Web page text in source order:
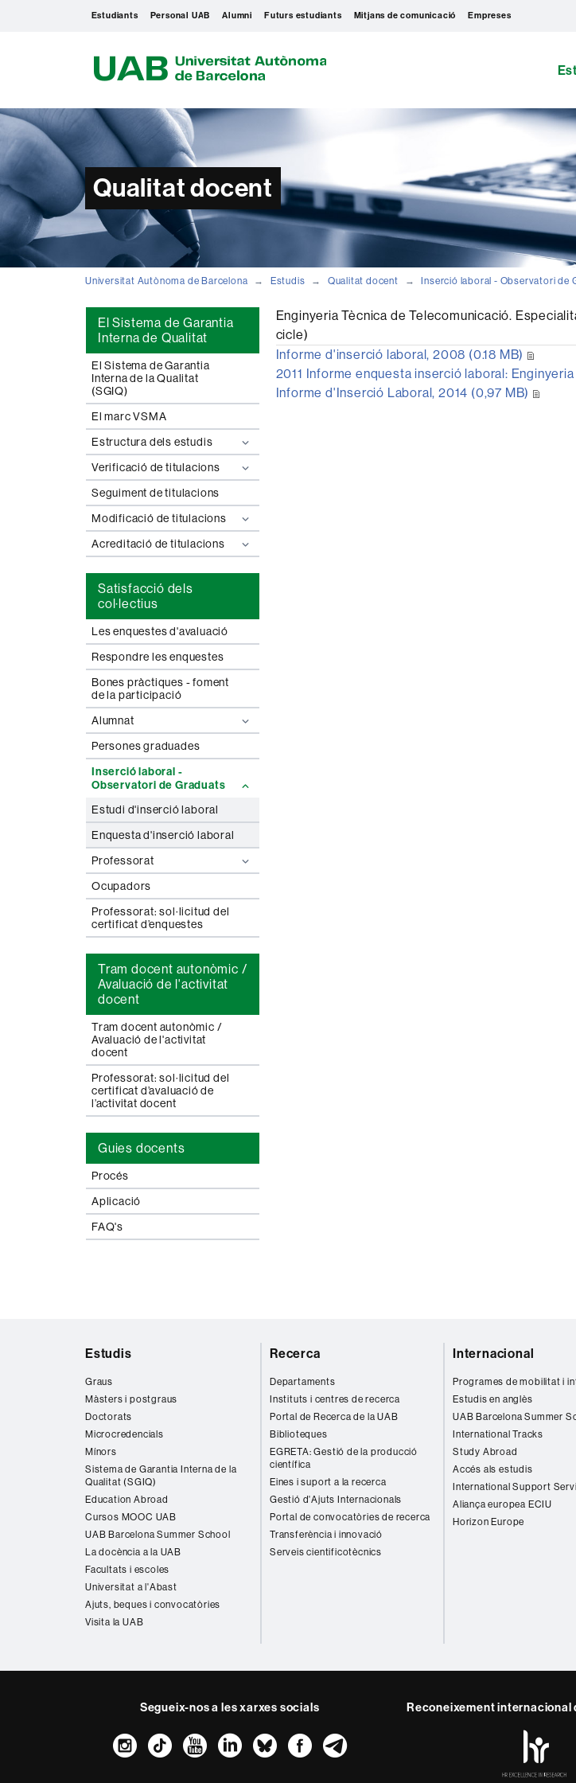
Estudiants Personal UAB Alumni Futurs estudiants Mitjans de comunicació Empreses
B
Qualitat docent
Universitat Autònoma de Barcelona Estudis Qualitat docent Inserció laboral - Observatori de
El Sistema de Garantia
Interna de Qualitat
El Sistema de Garantia
Interna de la Qualitat
(SGIQ)
El marc VSMA
Estructura dels estudis
Verificació de titulacions
Seguiment de titulacions
Modificació de titulacions
Acreditació de titulacions
Satisfacció dels
col·lectius
Les enquestes d'avaluació
Respondre les enquestes
Bones pràctiques - foment
de la participació
Alumnat
Persones graduades
Inserció laboral -
Observatori de Graduats
Estudi d'inserció laboral
Enquesta d'inserció laboral
Professorat
Ocupadors
Professorat: sol·licitud del
certificat d’enquestes
Tram docent autonòmic /
Avaluació de l'activitat
docent
Tram docent autonòmic /
Avaluació de l'activitat
docent
Professorat: sol·licitud del
certificat d’avaluació de
l’activitat docent
Guies docents
Procés
Aplicació
FAQ's
Enginyeria Tècnica de Telecomunicació.
cicle)
Informe d'inserció laboral, 2008 (0.18 MB)
2011 Informe enquesta inserció laboral:
Informe d'Inserció Laboral, 2014 (0,97 MB)
Estudis
Graus
Màsters i postgraus
Doctorats
Microcredencials
Mínors
Sistema de Garantia Interna de la
Qualitat (SGIQ)
Education Abroad
Cursos MOOC UAB
UAB Barcelona Summer School
La docència a la UAB
Facultats i escoles
Universitat a l'Abast
Ajuts, beques i convocatòries
Visita la UAB
Recerca
Departaments
Instituts i centres de recerca
Portal de Recerca de la UAB
Biblioteques
EGRETA: Gestió de la producció
científica
Eines i suport a la recerca
Gestió d'Ajuts Internacionals
Portal de convocatòries de recerca
Transferència i innovació
Serveis cientificotècnics
Internacional
Programes de mobilitat i
Estudis en anglès
UAB Barcelona Summer
International Tracks
Study Abroad
Accés als estudis
International Support
Aliança europea ECIU
Horizon Europe
Segueix-nos a les xarxes socials
Instagram
TikTokYouTube
LinkedIn
BlueskyFacebook
Telegram
Reconeixement internacional